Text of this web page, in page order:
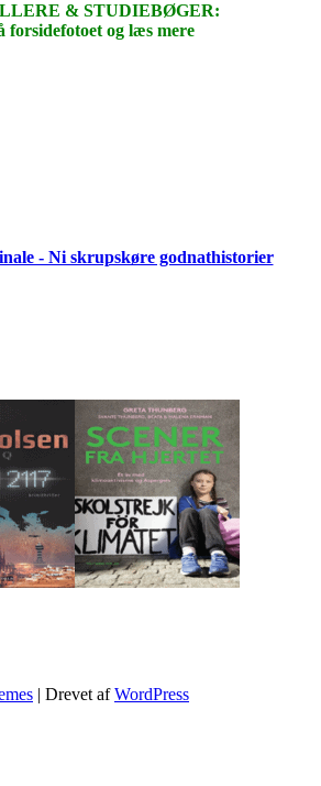
& STUDIEBØGER:
forsidefotoet og læs mere
| Drevet afWordPress